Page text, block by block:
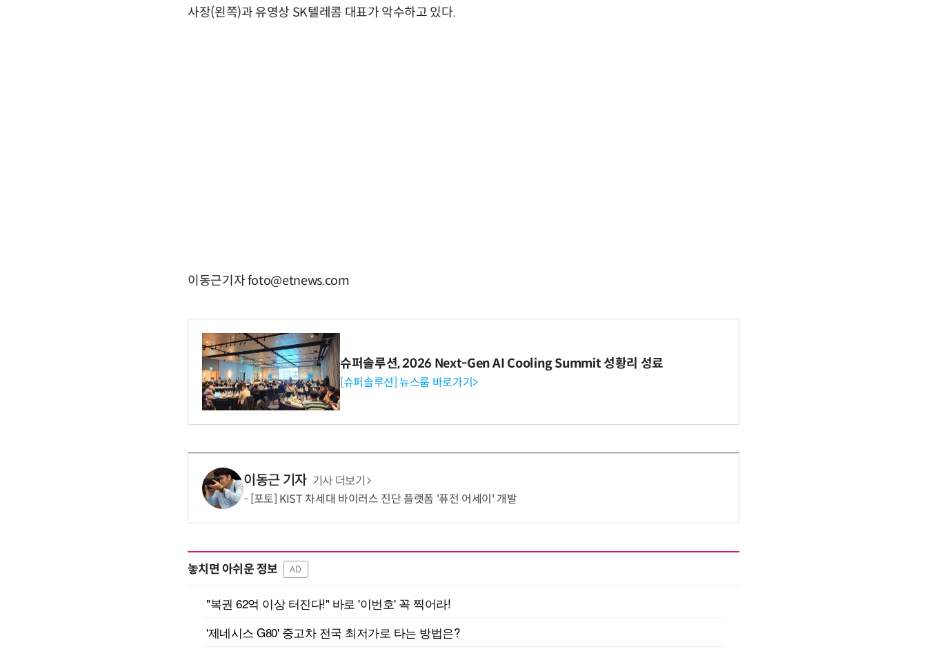
사장(왼쪽)과 유영상 SK텔레콤 대표가 악수하고 있다.
이동근기자 foto@etnews.com
슈퍼솔루션, 2026 Next-Gen AI Cooling Summit 성황리 성료
[슈퍼솔루션] 뉴스룸 바로가기>
이동근 기자 기사 더보기
[포토] KIST 차세대 바이러스 진단 플랫폼 '퓨전 어세이' 개발
놓치면 아쉬운 정보 AD